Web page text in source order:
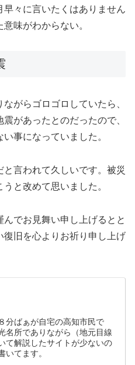
々に言いたくはありません
味がわからない。
がらゴロゴロしていたら、
があったとのだったので、
事になっていました。
言われて久しいです。被災
と改めて思いました。
でお見舞い申し上げるとと
復旧を心よりお祈り申し上げ
分ばぁが自宅の高知市民で
名所でありながら（地元目線
て解説したサイトが少ないの
いてます。